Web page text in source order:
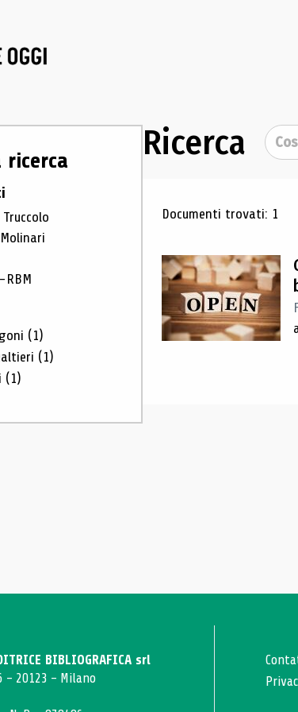
RBM
(1)
(1)
(1)
Ricerca Cerca
Risultati
Documenti trovati: 1
BIBLIOGRAFICA srl
- 20123 - Milano